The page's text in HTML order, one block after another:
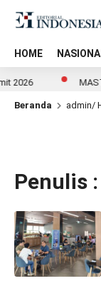
HOME
Beranda admin/
Penulis :